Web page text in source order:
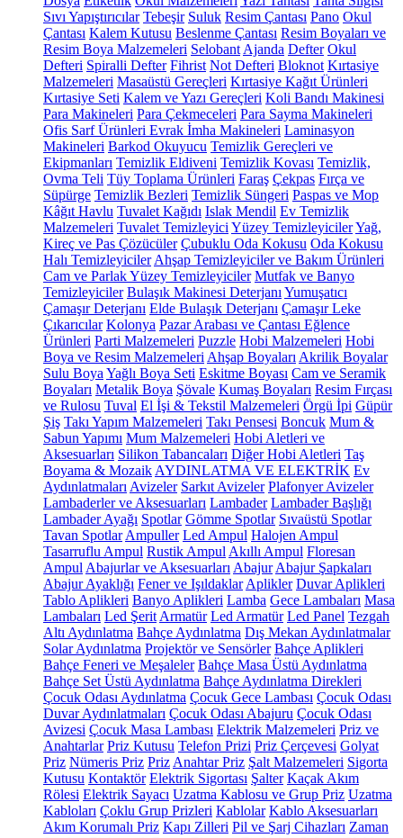
Sıvı Yapıştırıcılar Tebeşir Suluk Resim Çantası Pano Okul
Çantası Kalem Kutusu Beslenme Çantası Resim Boyaları ve
Resim Boya Malzemeleri Selobant Ajanda Defter Okul
Defteri Spiralli Defter Fihrist Not Defteri Bloknot Kırtasiye
Malzemeleri Masaüstü Gereçleri Kırtasiye Kağıt Ürünleri
Kırtasiye Seti Kalem ve Yazı Gereçleri Koli Bandı Makinesi
Para Makineleri Para Çekmeceleri Para Sayma Makineleri
Ofis Sarf Ürünleri Evrak İmha Makineleri Laminasyon
Makineleri Barkod Okuyucu Temizlik Gereçleri ve
Ekipmanları Temizlik Eldiveni Temizlik Kovası Temizlik,
Ovma Teli Tüy Toplama Ürünleri Faraş Çekpas Fırça ve
Süpürge Temizlik Bezleri Temizlik Süngeri Paspas ve Mop
Kâğıt Havlu Tuvalet Kağıdı Islak Mendil Ev Temizlik
Malzemeleri Tuvalet Temizleyici Yüzey TemizleyicilerYağ,
Kireç ve Pas Çözücüler Çubuklu Oda Kokusu Oda Kokusu
Halı Temizleyiciler Ahşap Temizleyiciler ve Bakım Ürünleri
Cam ve Parlak Yüzey Temizleyiciler Mutfak ve Banyo
Temizleyiciler Bulaşık Makinesi Deterjanı Yumuşatıcı
Çamaşır Deterjanı Elde Bulaşık Deterjanı Çamaşır Leke
Çıkarıcılar Kolonya Pazar Arabası ve Çantası Eğlence
Ürünleri Parti Malzemeleri Puzzle Hobi Malzemeleri Hobi
Boya ve Resim Malzemeleri Ahşap Boyaları Akrilik Boyalar
Sulu Boya Yağlı Boya Seti Eskitme Boyası Cam ve Seramik
Boyaları Metalik Boya Şövale Kumaş Boyaları Resim Fırçası
ve Rulosu Tuval El İşi & Tekstil Malzemeleri Örgü İpi Güpür
Şiş Takı Yapım Malzemeleri Takı Pensesi Boncuk Mum &
Sabun Yapımı Mum Malzemeleri Hobi Aletleri ve
Aksesuarları Silikon Tabancaları Diğer Hobi Aletleri Taş
Boyama & Mozaik AYDINLATMA VE ELEKTRİK Ev
Aydınlatmaları Avizeler Sarkıt Avizeler Plafonyer Avizeler
Lambaderler ve Aksesuarları Lambader Lambader Başlığı
Lambader Ayağı Spotlar Gömme Spotlar Sıvaüstü Spotlar
Tavan Spotlar Ampuller Led Ampul Halojen Ampul
Tasarruflu Ampul Rustik Ampul Akıllı Ampul Floresan
Ampul Abajurlar ve Aksesuarları Abajur Abajur Şapkaları
Abajur Ayaklığı Fener ve Işıldaklar Aplikler Duvar Aplikleri
Tablo Aplikleri Banyo Aplikleri Lamba Gece Lambaları Masa
Lambaları Led Şerit Armatür Led Armatür Led Panel Tezgah
Altı Aydınlatma Bahçe Aydınlatma Dış Mekan Aydınlatmalar
Solar Aydınlatma Projektör ve Sensörler Bahçe Aplikleri
Bahçe Feneri ve Meşaleler Bahçe Masa Üstü Aydınlatma
Bahçe Set Üstü Aydınlatma Bahçe Aydınlatma Direkleri
Çocuk Odası Aydınlatma Çocuk Gece Lambası Çocuk Odası
Duvar Aydınlatmaları Çocuk Odası Abajuru Çocuk Odası
Avizesi Çocuk Masa Lambası Elektrik Malzemeleri Priz ve
Anahtarlar Priz Kutusu Telefon Prizi Priz Çerçevesi Golyat
Priz Nümeris Priz Priz Anahtar Priz Şalt Malzemeleri Sigorta
Kutusu Kontaktör Elektrik Sigortası Şalter Kaçak Akım
Rölesi Elektrik Sayacı Uzatma Kablosu ve Grup Priz Uzatma
Kabloları Çoklu Grup Prizleri Kablolar Kablo Aksesuarları
Akım Korumalı Priz Kapı Zilleri Pil ve Şarj Cihazları Zaman